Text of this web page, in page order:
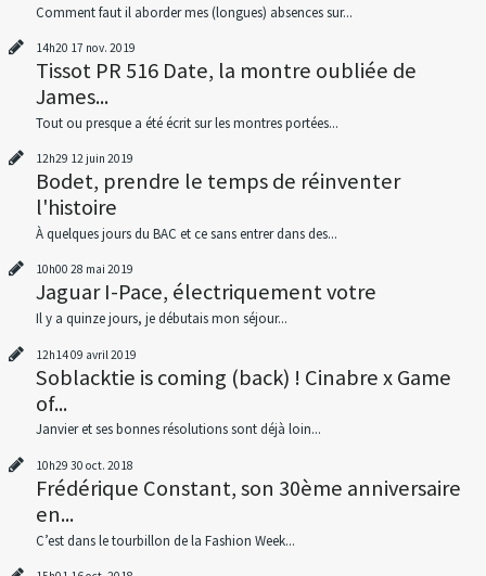
Comment faut il aborder mes (longues) absences sur...
14h20 17 nov. 2019
Tissot PR 516 Date, la montre oubliée de
James...
Tout ou presque a été écrit sur les montres portées...
12h29 12 juin 2019
Bodet, prendre le temps de réinventer
l'histoire
À quelques jours du BAC et ce sans entrer dans des...
10h00 28 mai 2019
Jaguar I-Pace, électriquement votre
Il y a quinze jours, je débutais mon séjour...
12h1409 avril 2019
Soblacktie is coming (back) ! Cinabre x Game
of...
Janvier et ses bonnes résolutions sont déjà loin...
10h29 30 oct. 2018
Frédérique Constant, son 30ème anniversaire
en...
C’est dans le tourbillon de la Fashion Week...